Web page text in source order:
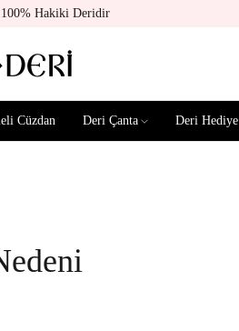
Hakiki Deridir
Cüzdan Deri Çanta Deri